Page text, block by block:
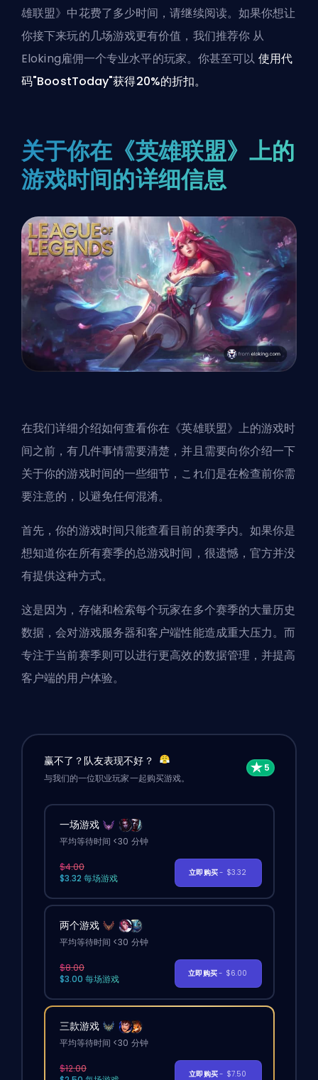
雄联盟》中花费了多少时间，请继续阅读。如果你想让
你接下来玩的几场游戏更有价值，我们推荐你从
Eloking雇佣一个专业水平的玩家。你甚至可以 使用代
码"BoostToday"获得20%的折扣。
关于你在《英雄联盟》上的
游戏时间的详细信息
在我们详细介绍如何查看你在《英雄联盟》上的游戏时
间之前，有几件事情需要清楚，并且需要向你介绍一下
关于你的游戏时间的一些细节，これ们是在检查前你需
要注意的，以避免任何混淆。
首先，你的游戏时间只能查看目前的赛季内。如果你是
想知道你在所有赛季的总游戏时间，很遗憾，官方并没
有提供这种方式。
这是因为，存储和检索每个玩家在多个赛季的大量历史
数据，会对游戏服务器和客户端性能造成重大压力。而
专注于当前赛季则可以进行更高效的数据管理，并提高
客户端的用户体验。
赢不了？队友表现不好？
与我们的一位职业玩家一起购买游戏。
一场游戏
平均等待时间 <30 分钟
$4.00
$3.32 每场游戏
立即购买- $3.32
两个游戏
平均等待时间 <30 分钟
$8.00
$3.00 每场游戏
立即购买- $6.00
三款游戏
平均等待时间 <30 分钟
$12.00
立即购买- $7.50